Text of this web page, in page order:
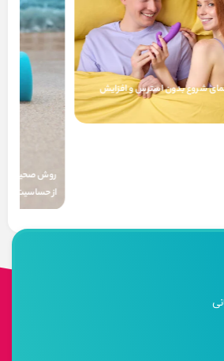
شروع بدون استرس و افزایش
روش صحیح
از حساسیت